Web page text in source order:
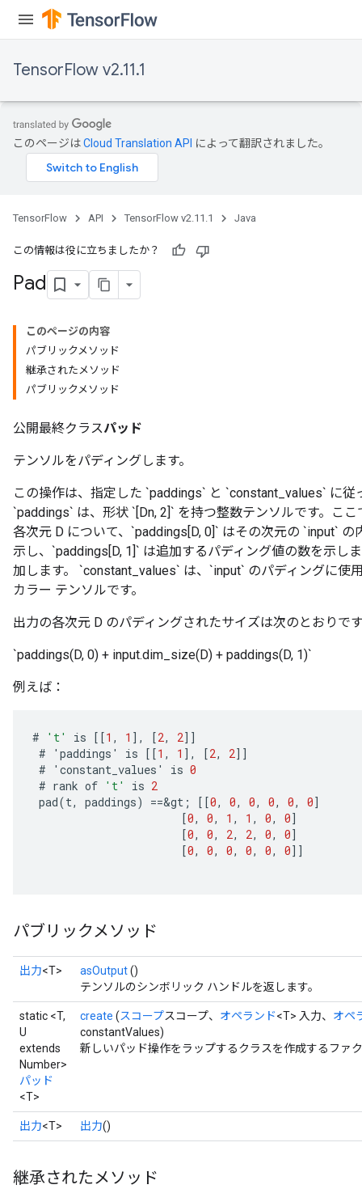
TensorFlow v2.11.1
このページはCloud Translation API によって翻訳されました。
TensorFlow API TensorFlow v2.11.1 Java
この情報は役に立ちましたか？
Pad
このページの内容
パブリックメソッド
継承されたメソッド
パブリックメソッド
公開最終クラスパッド
テンソルをパディングします。
この操作は、指定した `paddings` と `constant_values` に従
`paddings` は、形状 `[Dn, 2]` を持つ整数テンソルです。こ
各次元 D について、`paddings[D, 0]` はその次元の `input`
示し、`paddings[D, 1]` は追加するパディング値の数を示し
加します。 `constant_values` は、`input` のパディングに使
カラー テンソルです。
出力の各次元 D のパディングされたサイズは次のとおりで
`paddings(D, 0) + input.dim_size(D) + paddings(D, 1)`
例えば：
# 't' is [[1 , 1 ] , [2, 2]]
#
' paddings ' is [[1 , 1 ] , [2, 2]]
#
' constant_values ' is 0
# rank of 't' is 2
pad(t, paddings) ==&gt ; [[0, 0, 0, 0, 0, 0]
[0, 0, 1 , 1 , 0, 0]
[0, 0, 2, 2, 0, 0]
[0, 0, 0, 0, 0, 0]]
パブリックメソッド
出力<T> asOutput()
テンソルのシンボリック ハンドルを返します。
static <T,
U
extends
Number>
パッド
<T>
create (スコープスコープ、 オペランド<T> 入力、 オペ
constantValues)
新しいパッド操作をラップするクラスを作成するファ
出力<T> 出力()
継承されたメソッド